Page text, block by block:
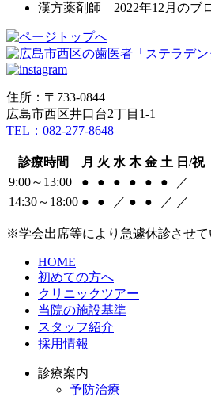
漢方薬剤師 2022年12月のブ
住所：〒733-0844
広島市西区井口台2丁目1-1
TEL：082-277-8648
診療時間 月 火 水 木 金 土 日/祝
9:00～13:00
● ● ● ● ● ●
／
14:30～18:00 ● ● ／ ● ● ／ ／
※学会出席等により急遽休診させ
HOME
初めての方へ
クリニックツアー
当院の施設基準
スタッフ紹介
採用情報
診療案内
予防治療